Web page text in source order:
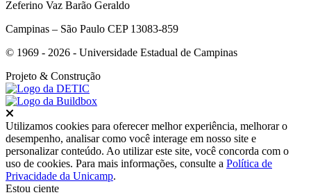
Zeferino Vaz Barão Geraldo
Campinas – São Paulo CEP 13083-859
© 1969 - 2026 - Universidade Estadual de Campinas
Projeto & Construção
Utilizamos cookies para oferecer melhor experiência, melhorar o
desempenho, analisar como você interage em nosso site e
personalizar conteúdo. Ao utilizar este site, você concorda com o
uso de cookies. Para mais informações, consulte a Política de
Privacidade da Unicamp.
Estou ciente